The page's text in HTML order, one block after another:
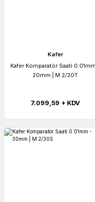
Kafer
Kafer Komparatör Saati
20mm | M 2/20T
7.099,59 + KDV